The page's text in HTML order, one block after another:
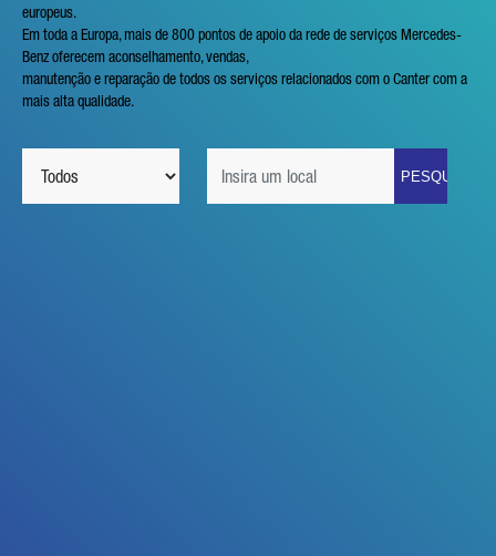
europeus.
Em toda a Europa, mais de 800 pontos de apoio da rede de serviços Mercedes-
Benz oferecem aconselhamento, vendas,
manutenção e reparação de todos os serviços relacionados com o Canter com a
mais alta qualidade.